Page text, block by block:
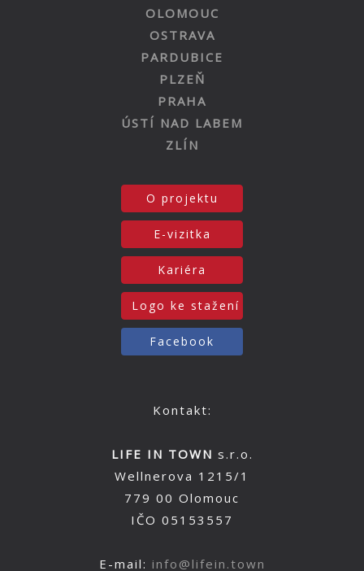
OLOMOUC
OSTRAVA
PARDUBICE
PLZEŇ
PRAHA
ÚSTÍ NAD LABEM
ZLÍN
O projektu
E-vizitka
Kariéra
Logo ke stažení
Facebook
Kontakt:
LIFE IN TOWN s.r.o.
Wellnerova 1215/1
779 00 Olomouc
IČO 05153557
E-mail: info@lifein.town